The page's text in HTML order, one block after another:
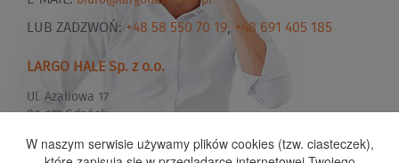
LUB ZADZWOŃ: +48 58 550 70 19, +48 691 405 185
LARGO HALE Sp. z o.o.
Ul. Azaliowa 17
80-177 Gdańsk
W naszym serwisie używamy plików cookies (tzw. ciasteczek),